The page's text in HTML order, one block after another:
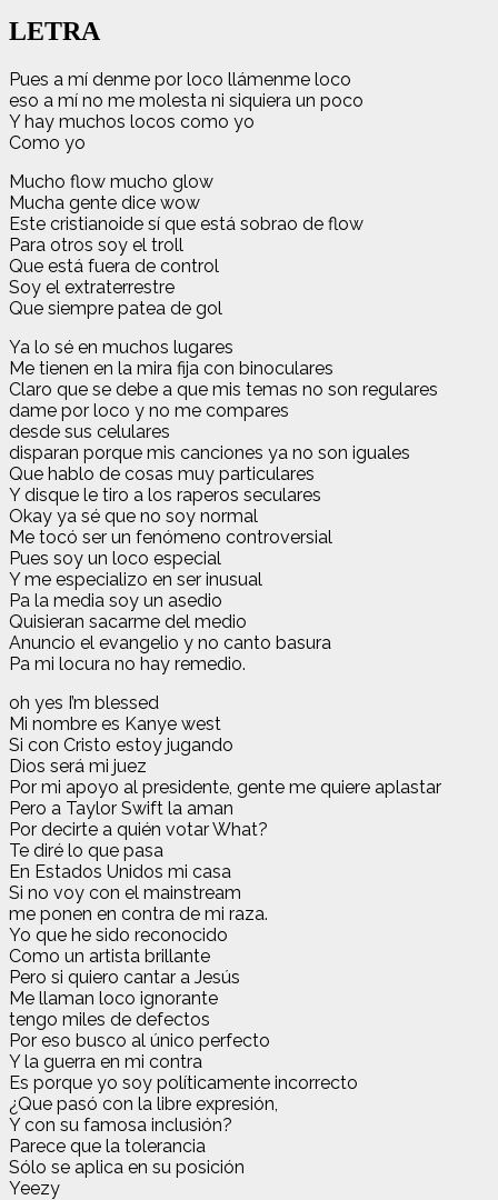
LETRA
Pues a mí denme por loco llámenme loco
eso a mí no me molesta ni siquiera un poco
Y hay muchos locos como yo
Como yo
Mucho flow mucho glow
Mucha gente dice wow
Este cristianoide sí que está sobrao de flow
Para otros soy el troll
Que está fuera de control
Soy el extraterrestre
Que siempre patea de gol
Ya lo sé en muchos lugares
Me tienen en la mira fija con binoculares
Claro que se debe a que mis temas no son regulares
dame por loco y no me compares
desde sus celulares
disparan porque mis canciones ya no son iguales
Que hablo de cosas muy particulares
Y disque le tiro a los raperos seculares
Okay ya sé que no soy normal
Me tocó ser un fenómeno controversial
Pues soy un loco especial
Y me especializo en ser inusual
Pa la media soy un asedio
Quisieran sacarme del medio
Anuncio el evangelio y no canto basura
Pa mi locura no hay remedio.
oh yes I’m blessed
Mi nombre es Kanye west
Si con Cristo estoy jugando
Dios será mi juez
Por mi apoyo al presidente, gente me quiere aplastar
Pero a Taylor Swift la aman
Por decirte a quién votar What?
Te diré lo que pasa
En Estados Unidos mi casa
Si no voy con el mainstream
me ponen en contra de mi raza.
Yo que he sido reconocido
Como un artista brillante
Pero si quiero cantar a Jesús
Me llaman loco ignorante
tengo miles de defectos
Por eso busco al único perfecto
Y la guerra en mi contra
Es porque yo soy políticamente incorrecto
¿Que pasó con la libre expresión,
Y con su famosa inclusión?
Parece que la tolerancia
Sólo se aplica en su posición
Yeezy